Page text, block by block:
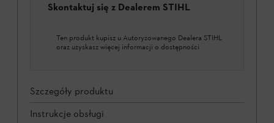
Skontaktuj się z Dealerem STIHL
Ten produkt kupisz u Autoryzowanego Dealera STIHL
oraz uzyskasz więcej informacji o dostępności
Szczegóły produktu
Instrukcje obsługi